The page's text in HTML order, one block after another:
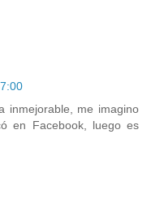
inmejorable, me imagino
en Facebook, luego es